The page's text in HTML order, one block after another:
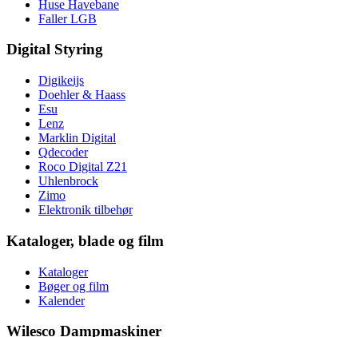
Huse Havebane
Faller LGB
Digital Styring
Digikeijs
Doehler & Haass
Esu
Lenz
Marklin Digital
Qdecoder
Roco Digital Z21
Uhlenbrock
Zimo
Elektronik tilbehør
Kataloger, blade og film
Kataloger
Bøger og film
Kalender
Wilesco Dampmaskiner